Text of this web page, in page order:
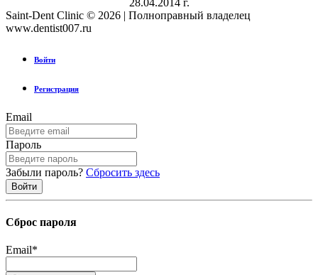
Saint-Dent Clinic © 2026 | Полноправный владелец
www.dentist007.ru
Войти
Регистрация
Email
Пароль
Забыли пароль? Сбросить здесь
Сброс пароля
Email*